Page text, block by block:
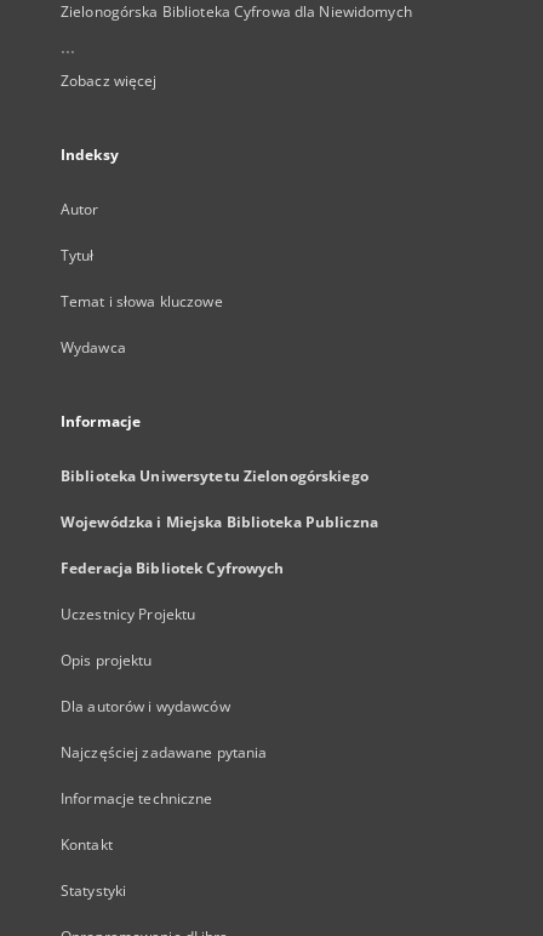
Zielonogórska Biblioteka Cyfrowa dla Niewidomych
...
Zobacz więcej
Indeksy
Autor
Tytuł
Temat i słowa kluczowe
Wydawca
Informacje
Biblioteka Uniwersytetu Zielonogórskiego
Wojewódzka i Miejska Biblioteka Publiczna
Federacja Bibliotek Cyfrowych
Uczestnicy Projektu
Opis projektu
Dla autorów i wydawców
Najczęściej zadawane pytania
Informacje techniczne
Kontakt
Statystyki